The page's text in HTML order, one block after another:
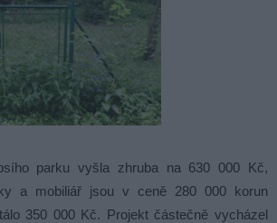
parku vyšla zhruba na 630 000 Kč,
a mobiliář jsou v ceně 280 000 korun
350 000 Kč. Projekt částečně vycházel